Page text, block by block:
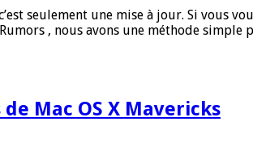
seulement une mise à jour. Si vous
, nous avons une méthode simple
Mac OS X Mavericks